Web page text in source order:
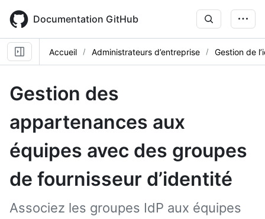
main
content
Documentation GitHub
Accueil Administrateurs d’entreprise Gestion de
Gestion des
appartenances aux
équipes avec des groupes
de fournisseur d’identité
Associez les groupes IdP aux équipes